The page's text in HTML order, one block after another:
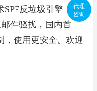
SPF反垃圾引擎，独
件骚扰，国内首
，使用更安全。欢迎
代理
咨询